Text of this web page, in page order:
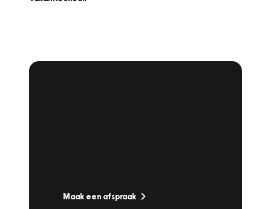
Maak een afspraak